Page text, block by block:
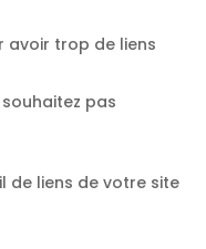
avoir trop de liens
pas
de liens de votre site